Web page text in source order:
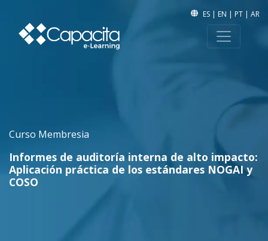
ES | EN | PT | AR
Curso Membresia
Informes de auditoría interna de alto impacto:
Aplicación práctica de los estándares NOGAI y
COSO